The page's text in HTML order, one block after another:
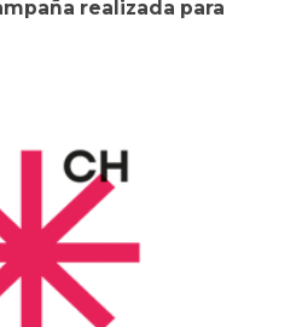
realizada para